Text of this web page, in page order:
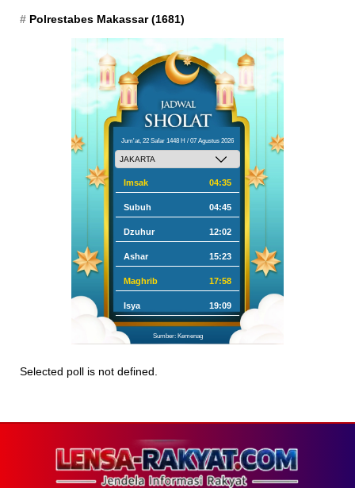
Polrestabes Makassar(1681)
Jum'at, 22 Safar 1448 H / 07 Agustus 2026
Imsak 04:35
Subuh 04:45
Dzuhur 12:02
Ashar 15:23
Maghrib 17:58
Isya 19:09
Sumber: Kemenag
Selected poll is not defined.